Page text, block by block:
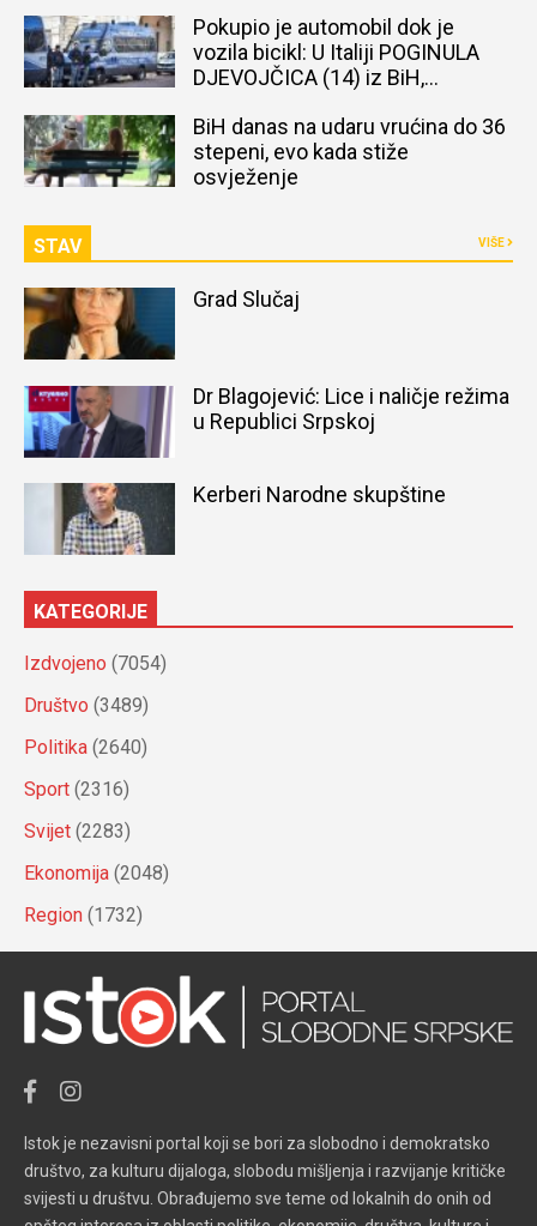
Pokupio je automobil dok je
vozila bicikl: U Italiji POGINULA
DJEVOJČICA (14) iz BiH,
BiH danas na udaru vrućina do 36
stepeni, evo kada stiže
osvježenje
STAV VIŠE
Grad Slučaj
Dr Blagojević: Lice i naličje režima
u Republici Srpskoj
Kerberi Narodne skupštine
KATEGORIJE
Izdvojeno (7054)
Društvo (3489)
Politika (2640)
Sport (2316)
Svijet (2283)
Ekonomija (2048)
Region (1732)
Istok je nezavisni portal koji se bori za slobodno i demokratsko
društvo, za kulturu dijaloga, slobodu mišljenja i razvijanje kritičke
svijesti u društvu. Obrađujemo sve teme od lokalnih do onih od